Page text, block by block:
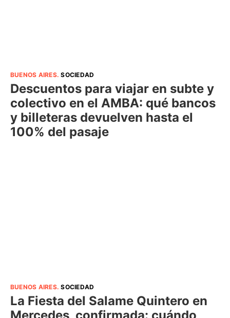
BUENOS AIRES.SOCIEDAD
Descuentos para viajar en subte y
colectivo en el AMBA: qué bancos
y billeteras devuelven hasta el
100% del pasaje
BUENOS AIRES.SOCIEDAD
La Fiesta del Salame Quintero en
Mercedes, confirmada: cuándo